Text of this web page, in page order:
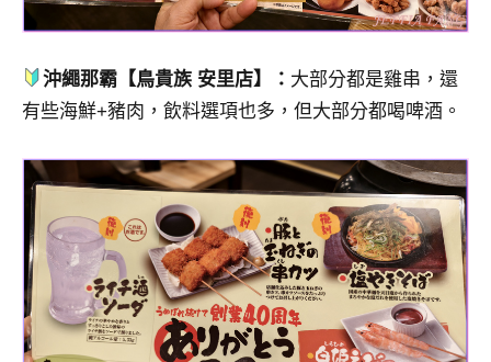
沖繩那霸【鳥貴族 安里店】： 大部分都是雞串，還
有些海鮮+豬肉，飲料選項也多，但大部分都喝啤酒。